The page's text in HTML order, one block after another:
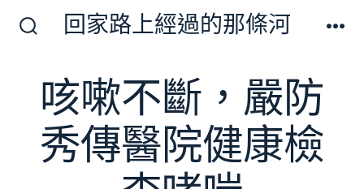
切
開
關
回家路上經過的那條河
咳嗽不斷，嚴防
秀傳醫院健康檢